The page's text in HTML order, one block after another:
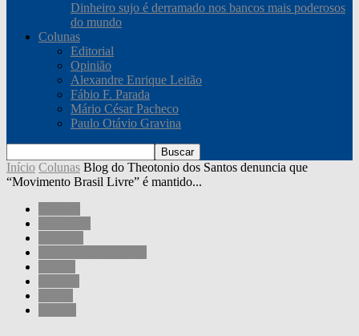
Dinheiro sujo é derramado nos bancos mais poderosos
do mundo
Colunas
Editorial
Opinião
Alexandre Enrique Leitão
Fábio F. Parada
Mário César Pacheco
Paulo Otávio Gravina
Início Colunas Blog do Theotonio dos Santos denuncia que
“Movimento Brasil Livre” é mantido...